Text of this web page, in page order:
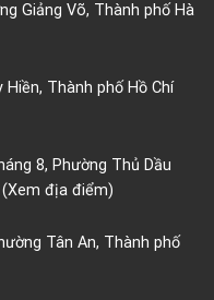
Giảng Võ, Thành phố Hà
Thành phố Hồ Chí
8, Phường Thủ Dầu
(Xem địa điểm)
Tân An, Thành phố